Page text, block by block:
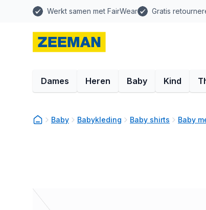
Werkt samen met FairWear Gratis
Dames Heren Baby Kind
Baby Babykleding Baby shirts Baby